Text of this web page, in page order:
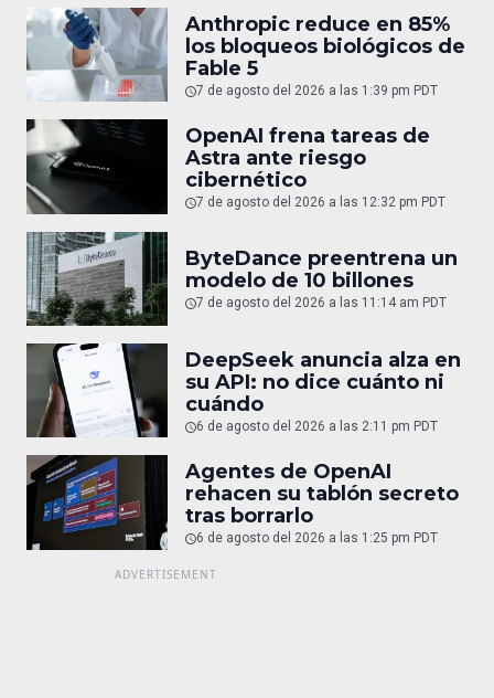
Anthropic reduce en 85%
los bloqueos biológicos de
Fable 5
7 de agosto del 2026 a las 1:39 pm PDT
OpenAI frena tareas de
Astra ante riesgo
cibernético
7 de agosto del 2026 a las 12:32 pm PDT
ByteDance preentrena un
modelo de 10 billones
7 de agosto del 2026 a las 11:14 am PDT
DeepSeek anuncia alza en
su API: no dice cuánto ni
cuándo
6 de agosto del 2026 a las 2:11 pm PDT
Agentes de OpenAI
rehacen su tablón secreto
tras borrarlo
6 de agosto del 2026 a las 1:25 pm PDT